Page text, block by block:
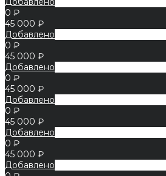
0 ₽
45 000 ₽
Добавлено
0 ₽
45 000 ₽
Добавлено
0 ₽
45 000 ₽
Добавлено
0 ₽
45 000 ₽
Добавлено
0 ₽
45 000 ₽
Добавлено